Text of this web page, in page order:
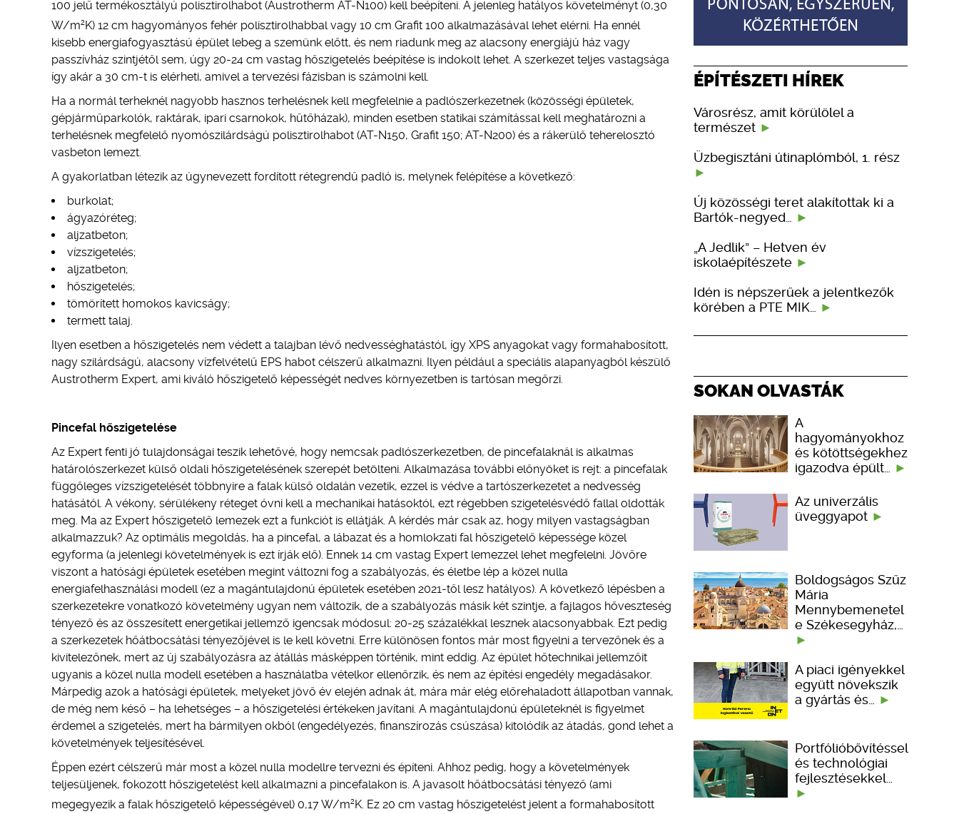
100 jelű termékosztályú polisztirolhabot (Austrotherm AT-N100) kell beépíteni. A jelenleg hatályos követelményt (0,30
W/m2K) 12 cm hagyományos fehér polisztirolhabbal vagy 10 cm Grafit 100 alkalmazásával lehet elérni. Ha ennél
kisebb energiafogyasztású épület lebeg a szemünk előtt, és nem riadunk meg az alacsony energiájú ház vagy
passzívház szintjétől sem, úgy 20-24 cm vastag hőszigetelés beépítése is indokolt lehet. A szerkezet teljes vastagsága
így akár a 30 cm-t is elérheti, amivel a tervezési fázisban is számolni kell.
Ha a normál terheknél nagyobb hasznos terhelésnek kell megfelelnie a padlószerkezetnek (közösségi épületek,
gépjárműparkolók, raktárak, ipari csarnokok, hűtőházak), minden esetben statikai számítással kell meghatározni a
terhelésnek megfelelő nyomószilárdságú polisztirolhabot (AT-N150, Grafit 150; AT-N200) és a rákerülő teherelosztó
vasbeton lemezt.
A gyakorlatban létezik az úgynevezett fordított rétegrendű padló is, melynek felépítése a következő:
burkolat;
ágyazóréteg;
aljzatbeton;
vízszigetelés;
aljzatbeton;
hőszigetelés;
tömörített homokos kavicságy;
termett talaj.
Ilyen esetben a hőszigetelés nem védett a talajban lévő nedvességhatástól, így XPS anyagokat vagy formahabosított,
nagy szilárdságú, alacsony vízfelvételű EPS habot célszerű alkalmazni. Ilyen például a speciális alapanyagból készülő
Austrotherm Expert, ami kiváló hőszigetelő képességét nedves környezetben is tartósan megőrzi.
Pincefal hőszigetelése
Az Expert fenti jó tulajdonságai teszik lehetővé, hogy nemcsak padlószerkezetben, de pincefalaknál is alkalmas
határolószerkezet külső oldali hőszigetelésének szerepét betölteni. Alkalmazása további előnyöket is rejt: a pincefalak
függőleges vízszigetelését többnyire a falak külső oldalán vezetik, ezzel is védve a tartószerkezetet a nedvesség
hatásától. A vékony, sérülékeny réteget óvni kell a mechanikai hatásoktól, ezt régebben szigetelésvédő fallal oldották
meg. Ma az Expert hőszigetelő lemezek ezt a funkciót is ellátják. A kérdés már csak az, hogy milyen vastagságban
alkalmazzuk? Az optimális megoldás, ha a pincefal, a lábazat és a homlokzati fal hőszigetelő képessége közel
egyforma (a jelenlegi követelmények is ezt írják elő). Ennek 14 cm vastag Expert lemezzel lehet megfelelni. Jövőre
viszont a hatósági épületek esetében megint változni fog a szabályozás, és életbe lép a közel nulla
energiafelhasználási modell (ez a magántulajdonú épületek esetében 2021-től lesz hatályos). A következő lépésben a
szerkezetekre vonatkozó követelmény ugyan nem változik, de a szabályozás másik két szintje, a fajlagos hőveszteség
tényező és az összesített energetikai jellemző igencsak módosul: 20-25 százalékkal lesznek alacsonyabbak. Ezt pedig
a szerkezetek hőátbocsátási tényezőjével is le kell követni. Erre különösen fontos már most figyelni a tervezőnek és a
kivitelezőnek, mert az új szabályozásra az átállás másképpen történik, mint eddig. Az épület hőtechnikai jellemzőit
ugyanis a közel nulla modell esetében a használatba vételkor ellenőrzik, és nem az építési engedély megadásakor.
Márpedig azok a hatósági épületek, melyeket jövő év elején adnak át, mára már elég előrehaladott állapotban vannak,
de még nem késő – ha lehetséges – a hőszigetelési értékeken javítani. A magántulajdonú épületeknél is figyelmet
érdemel a szigetelés, mert ha bármilyen okból (engedélyezés, finanszírozás csúszása) kitolódik az átadás, gond lehet a
követelmények teljesítésével.
Éppen ezért célszerű már most a közel nulla modellre tervezni és építeni. Ahhoz pedig, hogy a követelmények
teljesüljenek, fokozott hőszigetelést kell alkalmazni a pincefalakon is. A javasolt hőátbocsátási tényező (ami
megegyezik a falak hőszigetelő képességével) 0,17 W/m2K. Ez 20 cm vastag hőszigetelést jelent a formahabosított
ÉPÍTÉSZETI HÍREK
Városrész, amit körülölel a
természet
Üzbegisztáni útinaplómból, 1. rész
Új közösségi teret alakítottak ki a
Bartók-negyed…
„A Jedlik” – Hetven év
iskolaépítészete
Idén is népszerűek a jelentkezők
körében a PTE MIK…
SOKAN OLVASTÁK
A
hagyományokhoz
és kötöttségekhez
igazodva épült…
Az univerzális
üveggyapot
Boldogságos Szűz
Mária
Mennybemenetel
e Székesegyház,…
A piaci igényekkel
együtt növekszik
a gyártás és…
Portfólióbővítéssel
és technológiai
fejlesztésekkel…